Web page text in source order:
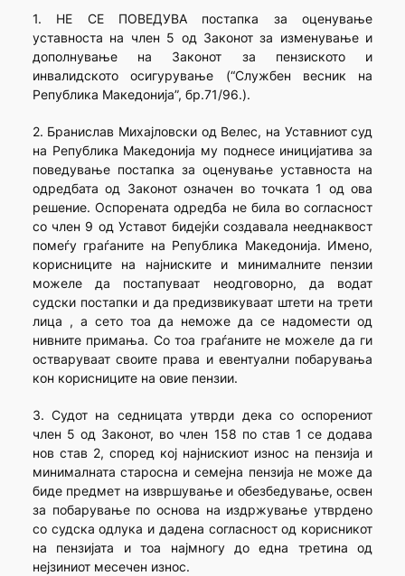
1. НЕ СЕ ПОВЕДУВА постапка за оценување
уставноста на член 5 од Законот за изменување и
дополнување на Законот за пензиското и
инвалидското осигурување (“Службен весник на
Република Македонија”, бр.71/96.).
2. Бранислав Михајловски од Велес, на Уставниот суд
на Република Македонија му поднесе иницијатива за
поведување постапка за оценување уставноста на
одредбата од Законот означен во точката 1 од ова
решение. Оспорената одредба не била во согласност
со член 9 од Уставот бидејќи создавала нееднаквост
помеѓу граѓаните на Република Македонија. Имено,
корисниците на најниските и минималните пензии
можеле да постапуваат неодговорно, да водат
судски постапки и да предизвикуваат штети на трети
лица , а сето тоа да неможе да се надомести од
нивните примања. Со тоа граѓаните не можеле да ги
остваруваат своите права и евентуални побарувања
кон корисниците на овие пензии.
3. Судот на седницата утврди дека со оспорениот
член 5 од Законот, во член 158 по став 1 се додава
нов став 2, според кој најнискиот износ на пензија и
минималната старосна и семејна пензија не може да
биде предмет на извршување и обезбедување, освен
за побарување по основа на издржување утврдено
со судска одлука и дадена согласност од корисникот
на пензијата и тоа најмногу до една третина од
нејзиниот месечен износ.